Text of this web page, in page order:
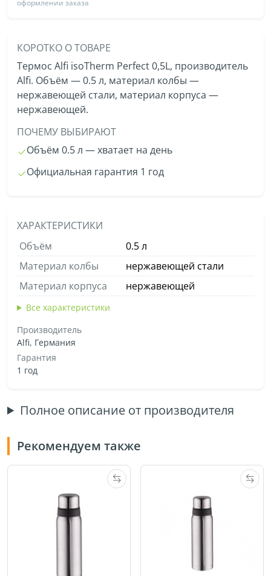
оформлении заказа
КОРОТКО О ТОВАРЕ
Термос Alfi isoTherm Perfect 0,5L, производитель
Alfi. Объём — 0.5 л, материал колбы —
нержавеющей стали, материал корпуса —
нержавеющей.
ПОЧЕМУ ВЫБИРАЮТ
Объём 0.5 л — хватает на день
Официальная гарантия 1 год
ХАРАКТЕРИСТИКИ
Объём
0.5 л
Материал колбы
нержавеющей стали
Материал корпуса
нержавеющей
Все характеристики
Производитель
Alfi, Германия
Гарантия
1 год
Полное описание от производителя
Рекомендуем также